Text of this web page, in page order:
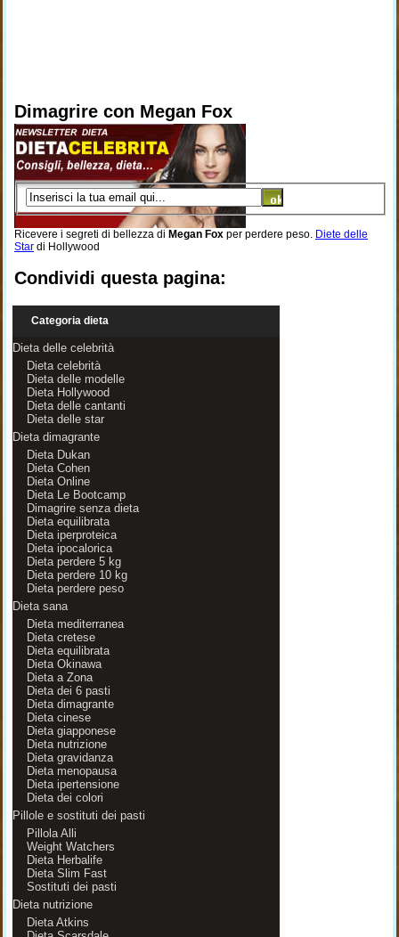
Dimagrire con Megan Fox
Ricevere i segreti di bellezza di Megan Foxper perdere peso. Diete delle
Stardi Hollywood
Condividi questa pagina:
Categoria dieta
Dieta delle celebrità
Dieta celebrità
Dieta delle modelle
Dieta Hollywood
Dieta delle cantanti
Dieta delle star
Dieta dimagrante
Dieta Dukan
Dieta Cohen
Dieta Online
Dieta Le Bootcamp
Dimagrire senza dieta
Dieta equilibrata
Dieta iperproteica
Dieta ipocalorica
Dieta perdere 5 kg
Dieta perdere 10 kg
Dieta perdere peso
Dieta sana
Dieta mediterranea
Dieta cretese
Dieta equilibrata
Dieta Okinawa
Dieta a Zona
Dieta dei 6 pasti
Dieta dimagrante
Dieta cinese
Dieta giapponese
Dieta nutrizione
Dieta gravidanza
Dieta menopausa
Dieta ipertensione
Dieta dei colori
Pillole e sostituti dei pasti
Pillola Alli
Weight Watchers
Dieta Herbalife
Dieta Slim Fast
Sostituti dei pasti
Dieta nutrizione
Dieta Atkins